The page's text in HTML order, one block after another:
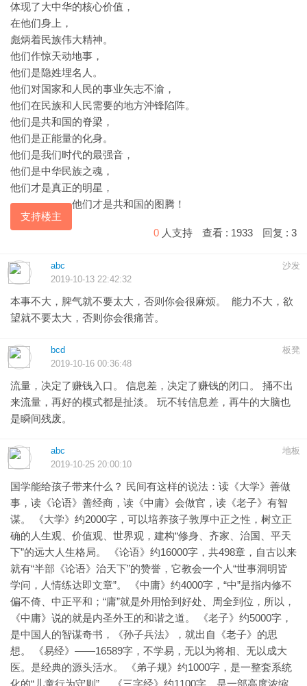
体现了大中华的核心价值，
在他们身上，
彪炳着民族伟大精神。
他们作惊天动地事，
他们是隐姓埋名人。
他们对国家和人民的事业矢志不渝，
他们在民族和人民需要的地方沖锋陷阵。
他们是共和国的脊梁，
他们是正能量的化身。
他们是我们时代的最强音，
他们是中华民族之魂，
他们才是真正的明星，
他们才是共和国的图腾！
支持楼主
0 人支持 查看 : 1933 回复 : 3
沙发
abc
2019-10-13 22:42:32
本事不大，脾气就不要太大，否则你会很麻烦。 能力不大，欲
望就不要太大，否则你会很痛苦。
板凳
bcd
2019-10-16 00:36:48
流量，决定了赚钱入口。 信息差，决定了赚钱的闭口。 捅不出
来流量，再好的模式都是扯淡。 玩不转信息差，再牛的大脑也
是瞬间残废。
地板
abc
2019-10-25 20:00:10
国学能给孩子带来什么？ 民间有这样的说法：读《大学》善做
事，读《论语》善经商，读《中庸》会做官，读《老子》有智
谋。 《大学》约2000字，可以培养孩子敦厚中正之性，树立正
确的人生观、价值观、世界观，建构“修身、齐家、治国、平天
下”的远大人生格局。 《论语》约16000字，共498章，自古以来
就有“半部《论语》治天下”的赞誉，它教会一个人“世事洞明皆
学问，人情练达即文章”。 《中庸》约4000字，“中”是指内修不
偏不倚、中正平和；“庸”就是外用恰到好处、周全到位，所以，
《中庸》说的就是内圣外王的和谐之道。 《老子》约5000字，
是中国人的智谋奇书，《孙子兵法》，就出自《老子》的思
想。 《易经》——16589字，不学易，无以为将相、无以成大
医。是经典的源头活水。 《弟子规》约1000字，是一整套系统
化的“儿童行为守则”。 《三字经》约1100字，是一部高度浓缩